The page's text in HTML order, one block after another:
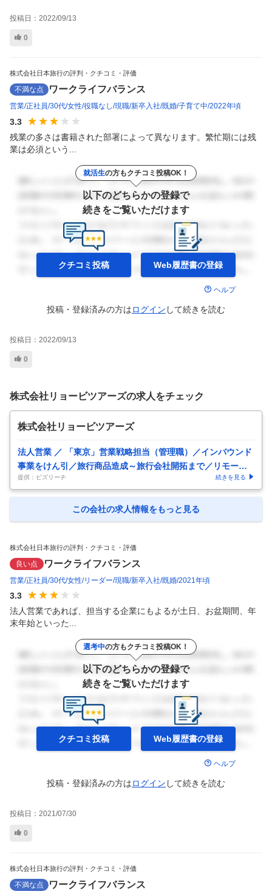
投稿日： 2022/09/13
0
株式会社日本旅行の評判・クチコミ・評価
不満な点 ワークライフバランス
営業 正社員 30代 女性 役職なし 現職 新卒入社 既婚 子育て中 2022年頃
3.3
残業の多さは書籍された部署によって異なります。繁忙期には残
業は必須という...
就活生の方もクチコミ投稿OK！
以下のどちらかの登録で
続きをご覧いただけます
クチコミ投稿 Web履歴書の登録
ヘルプ
投稿・登録済みの方はログイン して続きを読む
投稿日： 2022/09/13
0
株式会社リョービツアーズの求人をチェック
株式会社リョービツアーズ
法人営業 ／ 「東京」営業戦略担当（管理職）／インバウンド
事業をけん引／旅行商品造成～旅行会社開拓まで／リモート
勤務可能
提供：ビズリーチ 続きを見る
この会社の求人情報をもっと見る
株式会社日本旅行の評判・クチコミ・評価
良い点 ワークライフバランス
営業 正社員 30代 女性 リーダー 現職 新卒入社 既婚 2021年頃
3.3
法人営業であれば、担当する企業にもよるが土日、お盆期間、年
末年始といった...
選考中の方もクチコミ投稿OK！
以下のどちらかの登録で
続きをご覧いただけます
クチコミ投稿 Web履歴書の登録
ヘルプ
投稿・登録済みの方はログイン して続きを読む
投稿日： 2021/07/30
0
株式会社日本旅行の評判・クチコミ・評価
不満な点 ワークライフバランス